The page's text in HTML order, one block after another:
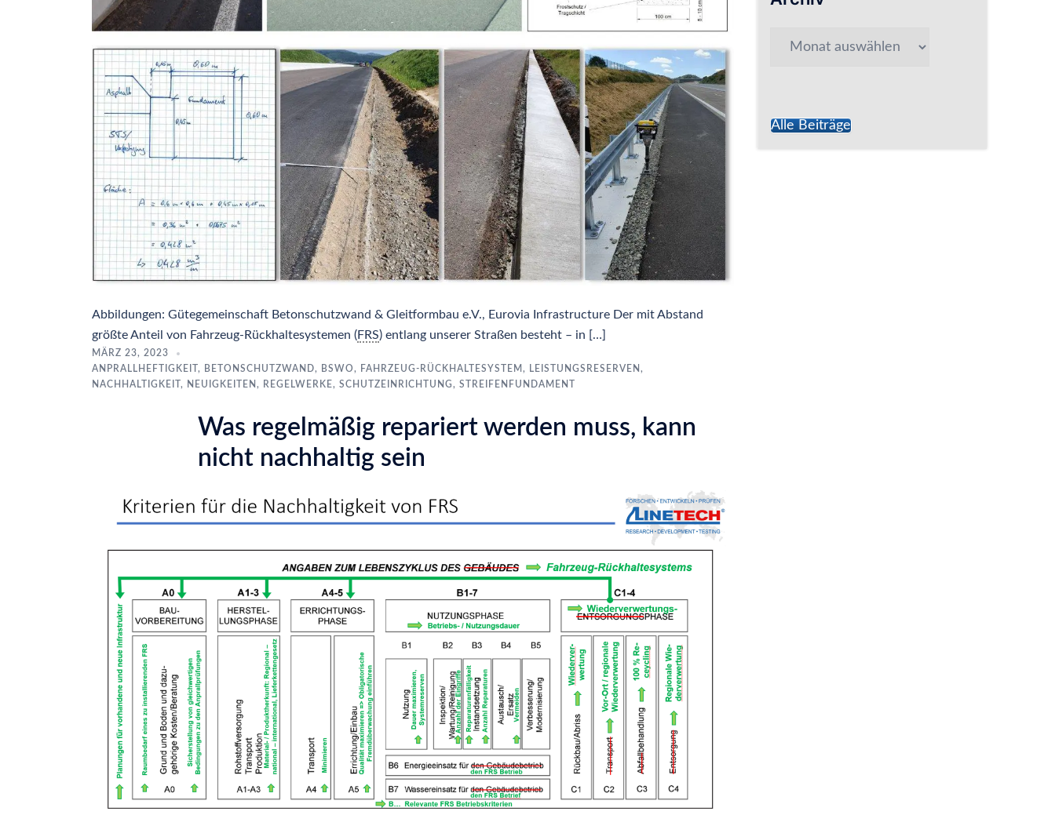
Abbildungen: Gütegemeinschaft Betonschutzwand & Gleitformbau e.V., Eurovia Infrastructure Der mit Abstand
größte Anteil von Fahrzeug-Rückhaltesystemen (FRS) entlang unserer Straßen besteht – in […]
MÄRZ 23, 2023
ANPRALLHEFTIGKEIT , BETONSCHUTZWAND, BSWO, FAHRZEUG-RÜCKHALTESYSTEM , LEISTUNGSRESERVEN ,
NACHHALTIGKEIT , NEUIGKEITEN , REGELWERKE, SCHUTZEINRICHTUNG, STREIFENFUNDAMENT
Was regelmäßig repariert werden muss, kann
nicht nachhaltig sein
Archiv
Alle Beiträge